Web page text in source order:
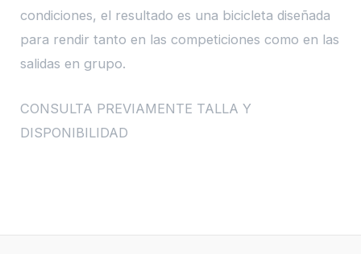
condiciones, el resultado es una bicicleta diseñada
para rendir tanto en las competiciones como en las
salidas en grupo.
CONSULTA PREVIAMENTE TALLA Y
DISPONIBILIDAD